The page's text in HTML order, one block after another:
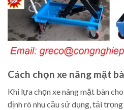
Cách chọn xe nâng mặt
Khi lựa chọn xe nâng mặt bàn
định rõ nhu cầu sử dụng, tải